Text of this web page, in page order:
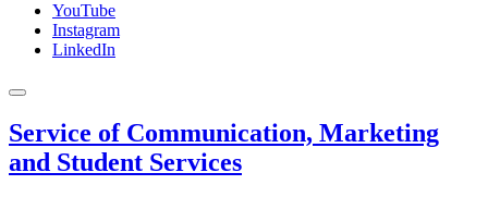
YouTube
Instagram
LinkedIn
Service of Communication, Marketing
and Student Services